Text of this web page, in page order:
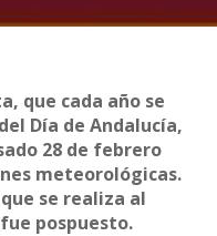
que cada año se
Día de Andalucía,
28 de febrero
meteorológicas.
se realiza al
pospuesto.